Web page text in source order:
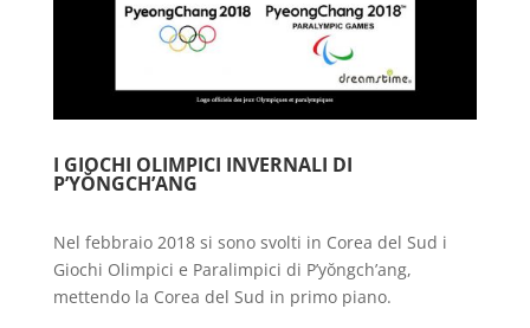
I GIOCHI OLIMPICI INVERNALI DI
P’YŎNGCH’ANG
Nel febbraio 2018 si sono svolti in Corea del Sud i
Giochi Olimpici e Paralimpici di P’yŏngch’ang,
mettendo la Corea del Sud in primo piano.